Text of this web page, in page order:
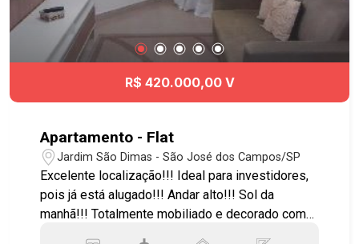
R$ 420.000,00 V
Apartamento - Flat
Jardim São Dimas - São José dos Campos/SP
Excelente localização!!! Ideal para investidores,
pois já está alugado!!! Andar alto!!! Sol da
manhã!!! Totalmente mobiliado e decorado com